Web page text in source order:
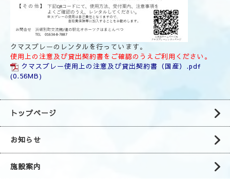
クマスプレーのレンタルを行っています。
使用上の注意及び貸出契約書をご確認のうえご利用ください。
クマスプレー使用上の注意及び貸出契約書（国産）.pdf
(0.56MB)
トップページ
お知らせ
施設案内